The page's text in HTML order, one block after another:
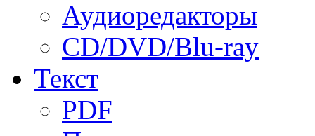
Аудиоредакторы
CD/DVD/Blu-ray
Текст
PDF